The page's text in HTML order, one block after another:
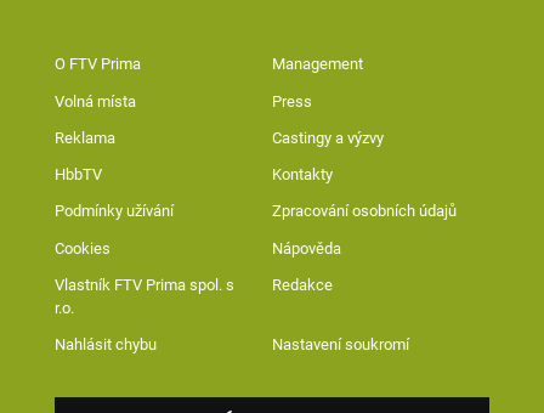
O FTV Prima Management
Volná místa Press
Reklama Castingy a výzvy
HbbTV Kontakty
Podmínky užívání Zpracování osobních údajů
Cookies Nápověda
Vlastník FTV Prima spol. s
r.o.
Redakce
Nahlásit chybu Nastavení soukromí